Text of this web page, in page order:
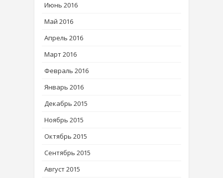
Июнь 2016
Май 2016
Апрель 2016
Март 2016
Февраль 2016
Январь 2016
Декабрь 2015
Ноябрь 2015
Октябрь 2015
Сентябрь 2015
Август 2015